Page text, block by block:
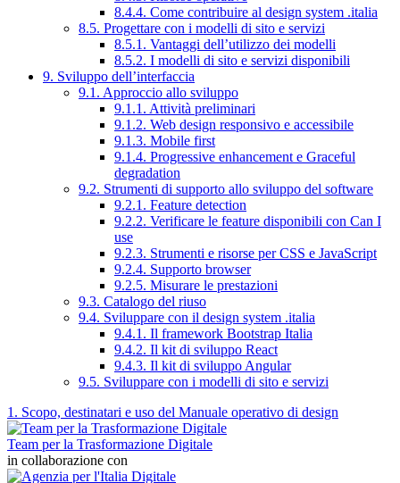
8.4.4. Come contribuire al design system .italia
8.5. Progettare con i modelli di sito e servizi
8.5.1. Vantaggi dell’utilizzo dei modelli
8.5.2. I modelli di sito e servizi disponibili
9. Sviluppo dell’interfaccia
9.1. Approccio allo sviluppo
9.1.1. Attività preliminari
9.1.2. Web design responsivo e accessibile
9.1.3. Mobile first
9.1.4. Progressive enhancement e Graceful
degradation
9.2. Strumenti di supporto allo sviluppo del software
9.2.1. Feature detection
9.2.2. Verificare le feature disponibili con Can I
use
9.2.3. Strumenti e risorse per CSS e JavaScript
9.2.4. Supporto browser
9.2.5. Misurare le prestazioni
9.3. Catalogo del riuso
9.4. Sviluppare con il design system .italia
9.4.1. Il framework Bootstrap Italia
9.4.2. Il kit di sviluppo React
9.4.3. Il kit di sviluppo Angular
9.5. Sviluppare con i modelli di sito e servizi
1. Scopo, destinatari e uso del Manuale operativo di design
Team per la Trasformazione Digitale
in collaborazione con